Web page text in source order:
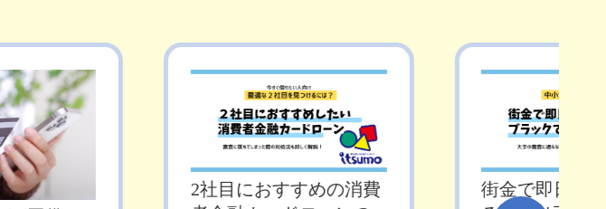
2社目におすすめの消費
街金で即日お